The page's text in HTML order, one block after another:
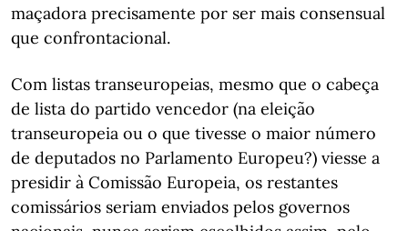
maçadora precisamente por ser mais consensual
que confrontacional.
Com listas transeuropeias, mesmo que o cabeça
de lista do partido vencedor (na eleição
transeuropeia ou o que tivesse o maior número
de deputados no Parlamento Europeu?) viesse a
presidir à Comissão Europeia, os restantes
comissários seriam enviados pelos governos